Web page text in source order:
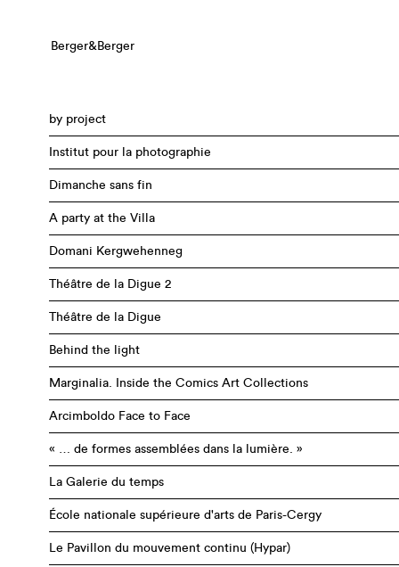
Berger&Berger
by project
Institut pour la photographie
Dimanche sans fin
A party at the Villa
Domani Kergwehenneg
Théâtre de la Digue 2
Théâtre de la Digue
Behind the light
Marginalia. Inside the Comics Art Collections
Arcimboldo Face to Face
« … de formes assemblées dans la lumière. »
La Galerie du temps
École nationale supérieure d'arts de Paris-Cergy
Le Pavillon du mouvement continu (Hypar)